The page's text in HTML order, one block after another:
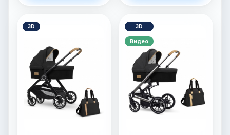
3D 3D
Видео